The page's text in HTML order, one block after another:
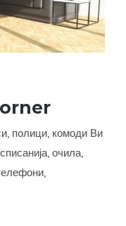
полици, комоди Ви
очила,